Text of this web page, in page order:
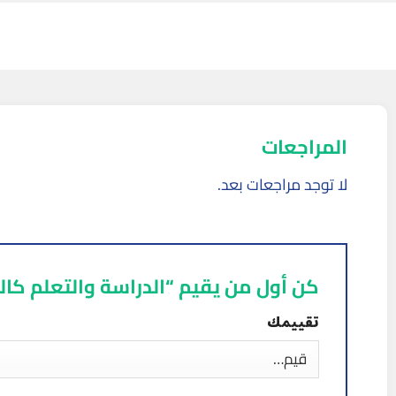
المراجعات
لا توجد مراجعات بعد.
كن أول من يقيم “الدراسة والتعلم
تقييمك